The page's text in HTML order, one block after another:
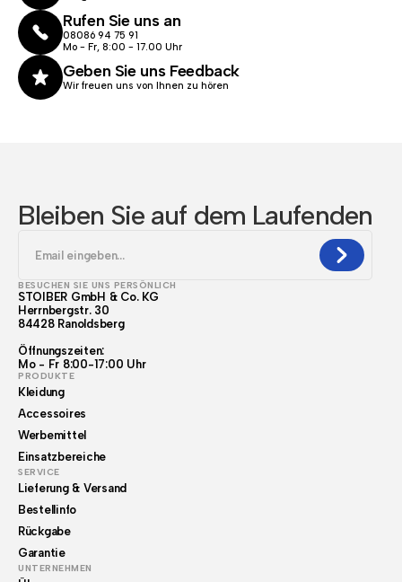
Rufen Sie uns an
08086 94 75 91
Mo - Fr, 8:00 - 17.00 Uhr
Geben Sie uns Feedback
Wir freuen uns von Ihnen zu hören
Bleiben Sie auf dem Laufenden
BESUCHEN SIE UNS PERSÖNLICH
STOIBER GmbH & Co. KG
Herrnbergstr. 30
84428 Ranoldsberg
Öffnungszeiten:
Mo - Fr 8:00-17:00 Uhr
PRODUKTE
Kleidung
Accessoires
Werbemittel
Einsatzbereiche
SERVICE
Lieferung & Versand
Bestellinfo
Rückgabe
Garantie
UNTERNEHMEN